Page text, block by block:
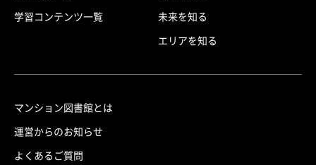
学習コンテンツ一覧
未来を知る
エリアを知る
マンション図書館とは
運営からのお知らせ
よくあるご質問